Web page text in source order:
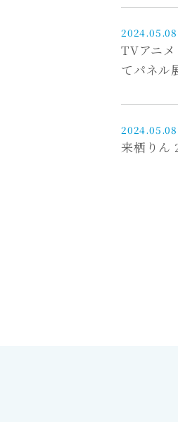
2024.05.08
TVアニ
てパネル
2024.05.08
来栖りん